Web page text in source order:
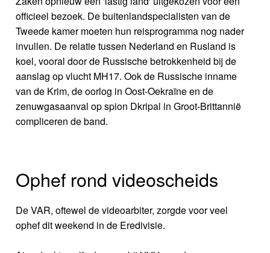
officieel bezoek. De buitenlandspecialisten van de
Tweede kamer moeten hun reisprogramma nog nader
invullen. De relatie tussen Nederland en Rusland is
koel, vooral door de Russische betrokkenheid bij de
aanslag op vlucht MH17. Ook de Russische inname
van de Krim, de oorlog in Oost-Oekraïne en de
zenuwgasaanval op spion Dkripal in Groot-Brittannië
compliceren de band.
Ophef rond videoscheids
De VAR, oftewel de videoarbiter, zorgde voor veel
ophef dit weekend in de Eredivisie.